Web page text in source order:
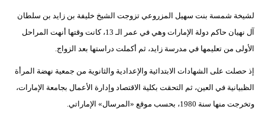
لشيخة شمسة بنت سهيل المزروعي تزوجت الشيخ خليفة بن زايد بن سلطان
آل نهيان حاكم دولة الإمارات وهي في عمر الـ 13، كانت وقتها أنهت المراحل
الأولى من تعليمها في مدرسة زايد، ثم أكملت دراستها بعد الزواج.
إذ حصلت على الشهادات الابتدائية والإعدادية والثانوية من جمعية نهضة المرأة
الظبيانية في العين، ثم التحقت بكلية الاقتصاد وإدارة الأعمال بجامعة الإمارات،
وتخرجت منها سنة 1980، بحسب موقع «المرسال» الإماراتي.